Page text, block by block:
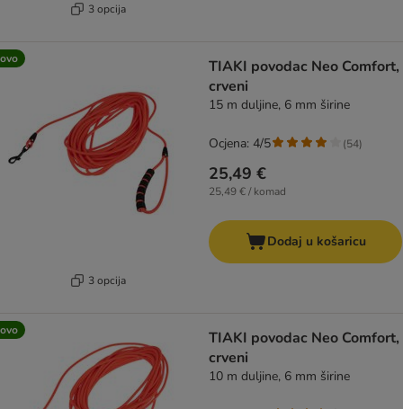
3 opcija
3 opcija
TIAKI povodac Neo Comfort,
crveni
15 m duljine, 6 mm širine
25,49 €
25,49 € / komad
Ocjena: 4/5 (54)
Dodaj u košaricu
TIAKI povodac Neo Comfort,
crveni
10 m duljine, 6 mm širine